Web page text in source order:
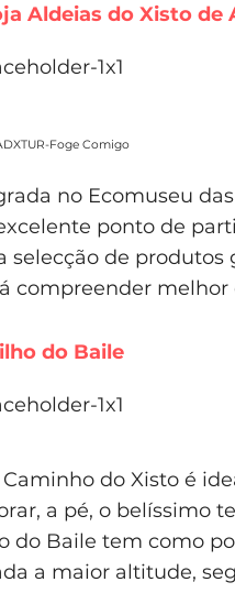
Aldeias do Xisto de
Foge Comigo
no Ecomuseu
ponto de
selecção de produtos
compreender
do Baile
Caminho do Xisto é
a pé, o belíssimo
do Baile tem como
a maior altitude,